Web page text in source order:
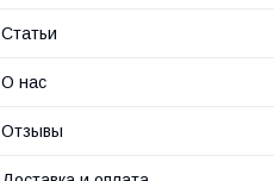
Статьи
О нас
Отзывы